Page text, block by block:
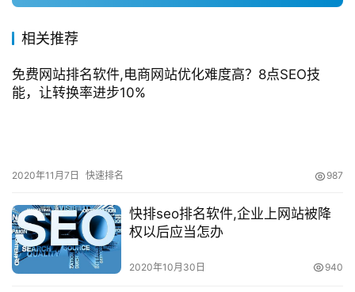
相关推荐
免费网站排名软件,电商网站优化难度高？8点SEO技
能，让转换率进步10%
2020年11月7日 快速排名 987
快排seo排名软件,企业上网站被降
权以后应当怎办
2020年10月30日 940